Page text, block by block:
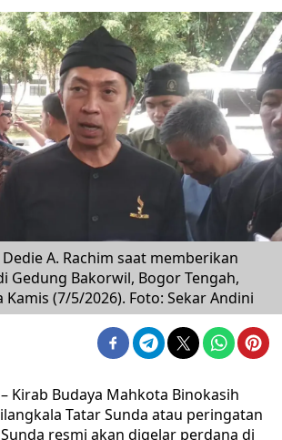
A. Rachim saat memberikan
Gedung Bakorwil, Bogor Tengah,
(7/5/2026). Foto: Sekar Andini
– Kirab Budaya Mahkota Binokasih
Tatar Sunda atau peringatan
resmi akan digelar perdana di